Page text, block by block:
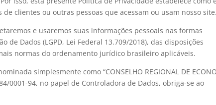
clientes ou outras pessoas que acessam ou usam nosso
e usaremos suas informações pessoais nas formas
de Dados (LGPD, Lei Federal 13.709/2018), das disposições
normas do ordenamento jurídico brasileiro aplicáveis.
simplesmente como “CONSELHO REGIONAL DE
0001-94, no papel de Controladora de Dados, obriga-se ao